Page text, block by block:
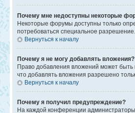
Почему мне недоступны некоторые
Некоторые форумы доступны только
потребоваться специальное
Вернуться к началу
Почему я не могу добавлять вложения?
Право добавления вложений может
что добавлять вложения разрешено
Вернуться к началу
Почему я получил предупреждение?
На каждой конференции